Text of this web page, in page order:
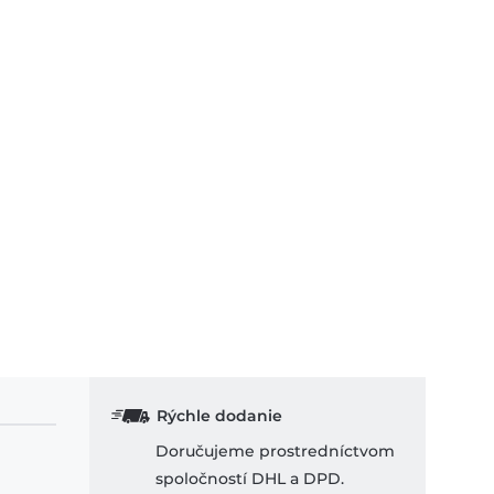
Rýchle dodanie
Doručujeme prostredníctvom
spoločností DHL a DPD.